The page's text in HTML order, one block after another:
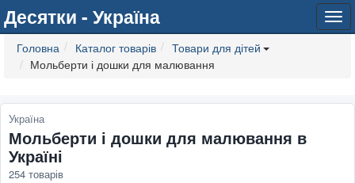
Десятки - Україна
Головна Каталог товарів
Товари для дітей
Мольберти і дошки для малювання
Україна
Мольберти і дошки для малювання в
Україні
254 товарів